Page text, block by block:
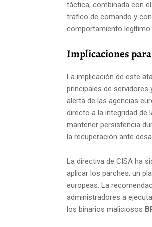
táctica, combinada con
tráfico de comando y
comportamiento
Implicaciones
La implicación de este
principales de
alerta de las agencias
directo a la integridad de
mantener persistencia
la recuperación ante
La directiva de CISA ha
aplicar los parches, un
europeas. La
administradores a
los binarios maliciosos